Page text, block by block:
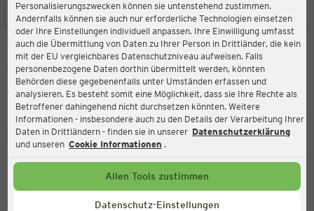
Personalisierungszwecken können sie untenstehend zustimmen.
Andernfalls können sie auch nur erforderliche Technologien einsetzen
oder Ihre Einstellungen individuell anpassen. Ihre Einwilligung umfasst
auch die Übermittlung von Daten zu Ihrer Person in Drittländer, die kein
mit der EU vergleichbares Datenschutzniveau aufweisen. Falls
personenbezogene Daten dorthin übermittelt werden, könnten
Behörden diese gegebenenfalls unter Umständen erfassen und
analysieren. Es besteht somit eine Möglichkeit, dass sie Ihre Rechte als
Betroffener dahingehend nicht durchsetzen könnten. Weitere
Informationen - insbesondere auch zu den Details der Verarbeitung Ihrer
Daten in Drittländern - finden sie in unserer Datenschutzerklärung
und unseren Cookie Informationen .
Allen Tools zustimmen
Datenschutz-Einstellungen
STANDORT SERVICES SORTIMENT AKTIONEN
Ernsting's family
Sachsendamm 30-32, 02943 Weißwasser
Aktuell:
Geöffnet
Service Hotline